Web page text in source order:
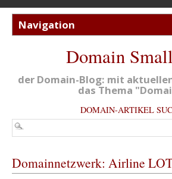
Domain
der Domain-Blog: mit
das Thema
DOMAIN-ARTIKEL
Domainnetzwerk: Airline